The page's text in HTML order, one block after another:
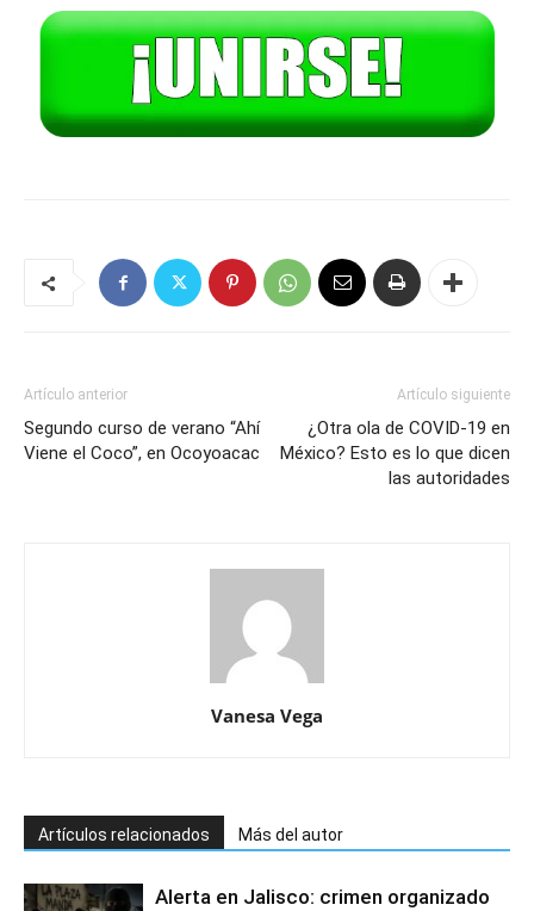
Artículo anterior
Segundo curso de verano “Ahí
Viene el Coco”, en Ocoyoacac
Artículo siguiente
¿Otra ola de COVID-19 en
México? Esto es lo que dicen
las autoridades
Vanesa Vega
Artículos relacionados Más del autor
Alerta en Jalisco: crimen organizado